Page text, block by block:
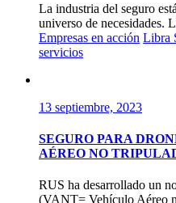
La industria del seguro
universo de necesidades.
Empresas en acción Libra
servicios
13 septiembre, 2023
SEGURO PARA
AÉREO NO
RUS ha desarrollado un
(VANT= Vehículo Aéreo